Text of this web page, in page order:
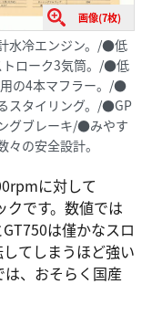
画像(7枚)
水冷エンジン。/●低
トローク3気筒。/●低
用の4本マフラー。/●
スタイリング。/●GP
グブレーキ/●みやす
の安全設計。
に対して
です。数値では
は僅かなスロ
てしまうほど強い
、おそらく国産